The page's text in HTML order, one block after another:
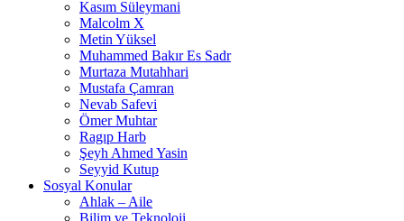
Kasım Süleymani
Malcolm X
Metin Yüksel
Muhammed Bakır Es Sadr
Murtaza Mutahhari
Mustafa Çamran
Nevab Safevi
Ömer Muhtar
Ragıp Harb
Şeyh Ahmed Yasin
Seyyid Kutup
Sosyal Konular
Ahlak – Aile
Bilim ve Teknoloji